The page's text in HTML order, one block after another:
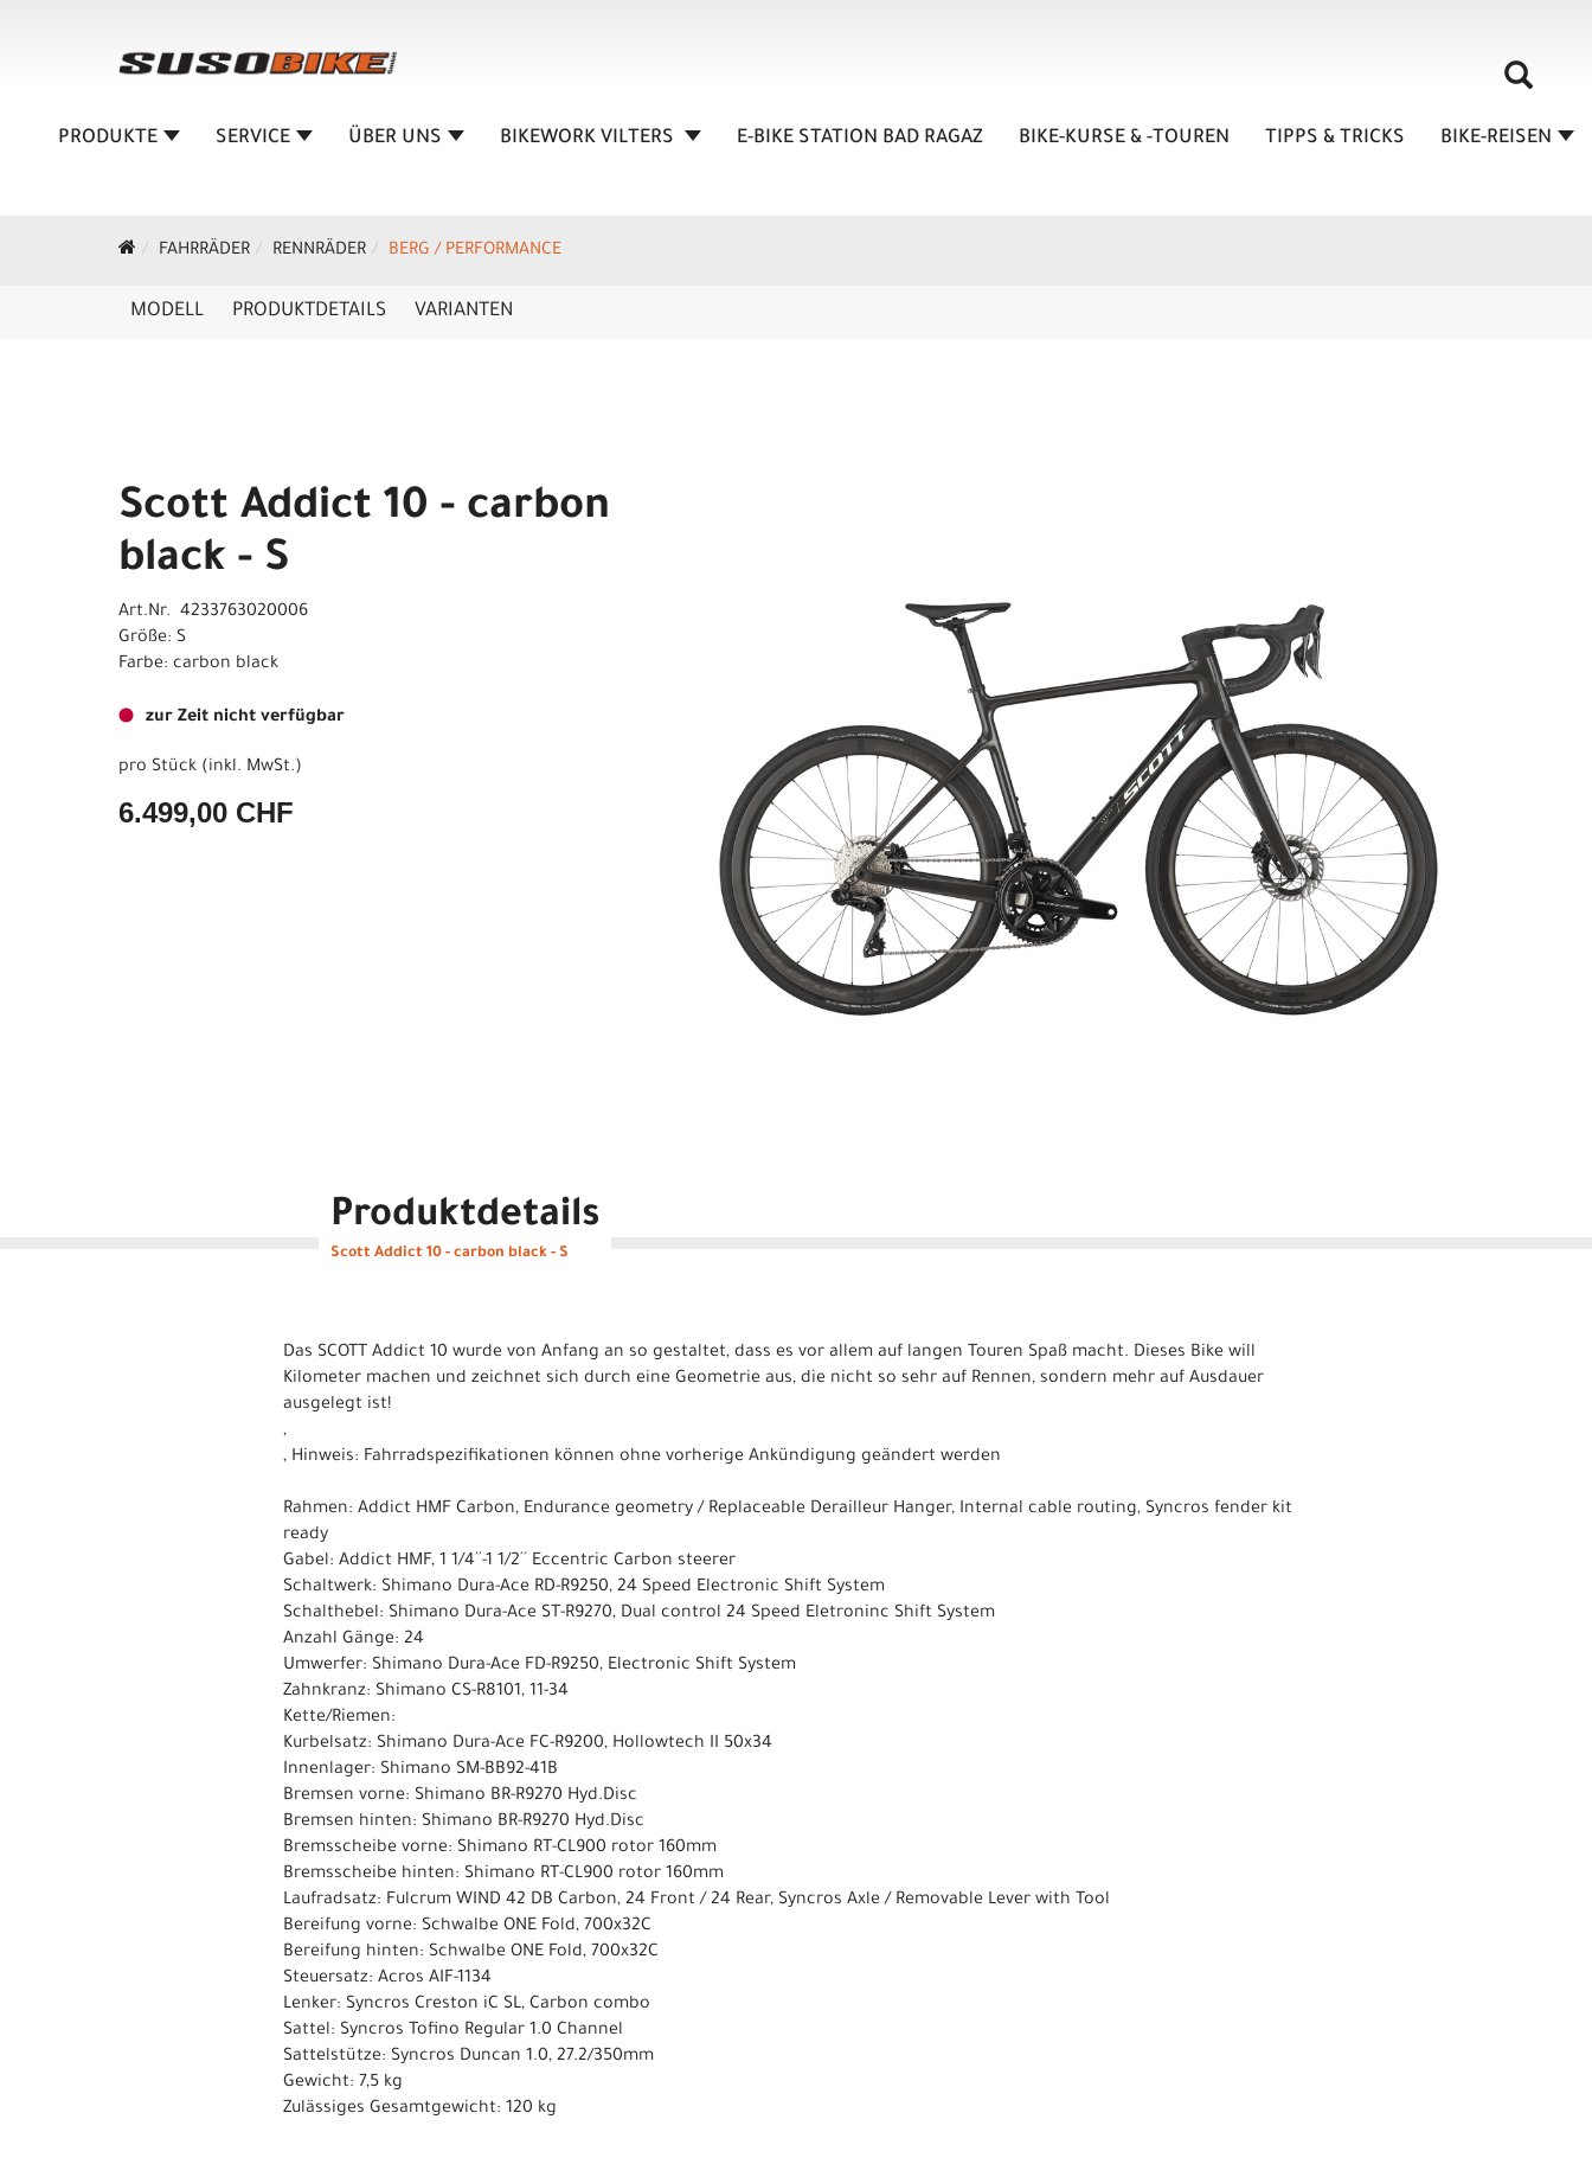
PRODUKTE SERVICE ÜBER UNS BIKEWORK VILTERS E-BIKE STATION BAD RAGAZ BIKE-KURSE & -TOUREN TIPPS & TRICKS BIKE-REISEN
FAHRRÄDER RENNRÄDER BERG / PERFORMANCE
MODELL PRODUKTDETAILS VARIANTEN
Scott Addict 10 - carbon
black - S
Art.Nr. 4233763020006
Größe: S
Farbe: carbon black
zur Zeit nicht verfügbar
pro Stück (inkl. MwSt.)
6.499,00 CHF
Produktdetails
Scott Addict 10 - carbon black - S
Das SCOTT Addict 10 wurde von Anfang an so gestaltet, dass es vor allem auf langen Touren Spaß macht. Dieses Bike will
Kilometer machen und zeichnet sich durch eine Geometrie aus, die nicht so sehr auf Rennen, sondern mehr auf Ausdauer
ausgelegt ist!
,
, Hinweis: Fahrradspezifikationen können ohne vorherige Ankündigung geändert werden
Rahmen: Addict HMF Carbon, Endurance geometry / Replaceable Derailleur Hanger, Internal cable routing, Syncros fender kit
ready
Gabel: Addict HMF, 1 1/4´´-1 1/2´´ Eccentric Carbon steerer
Schaltwerk: Shimano Dura-Ace RD-R9250, 24 Speed Electronic Shift System
Schalthebel: Shimano Dura-Ace ST-R9270, Dual control 24 Speed Eletroninc Shift System
Anzahl Gänge: 24
Umwerfer: Shimano Dura-Ace FD-R9250, Electronic Shift System
Zahnkranz: Shimano CS-R8101, 11-34
Kette/Riemen:
Kurbelsatz: Shimano Dura-Ace FC-R9200, Hollowtech II 50x34
Innenlager: Shimano SM-BB92-41B
Bremsen vorne: Shimano BR-R9270 Hyd.Disc
Bremsen hinten: Shimano BR-R9270 Hyd.Disc
Bremsscheibe vorne: Shimano RT-CL900 rotor 160mm
Bremsscheibe hinten: Shimano RT-CL900 rotor 160mm
Laufradsatz: Fulcrum WIND 42 DB Carbon, 24 Front / 24 Rear, Syncros Axle / Removable Lever with Tool
Bereifung vorne: Schwalbe ONE Fold, 700x32C
Bereifung hinten: Schwalbe ONE Fold, 700x32C
Steuersatz: Acros AIF-1134
Lenker: Syncros Creston iC SL, Carbon combo
Sattel: Syncros Tofino Regular 1.0 Channel
Sattelstütze: Syncros Duncan 1.0, 27.2/350mm
Gewicht: 7,5 kg
Zulässiges Gesamtgewicht: 120 kg